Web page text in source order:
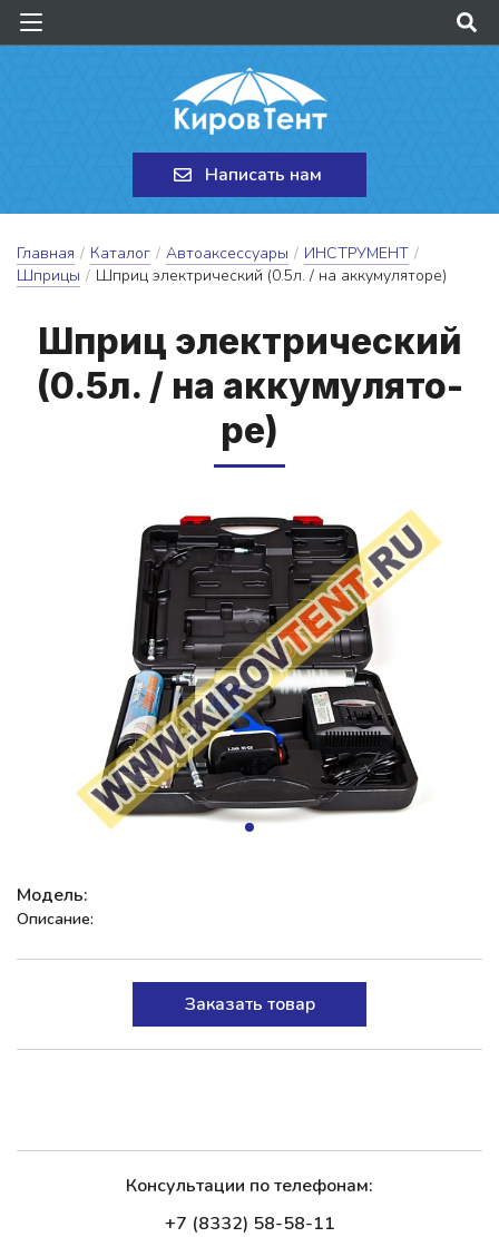
Написать нам
Главная / Каталог / Автоаксессуары / ИНСТРУМЕНТ /
Шприцы / Шприц электрический (0.5л. / на аккумуляторе)
Шприц э­лек­три­чес­кий
(0.5л. / на ак­ку­му­ля­то­
ре)
Модель:
Описание:
Заказать товар
Консультации по телефонам:
+7 (8332) 58-58-11